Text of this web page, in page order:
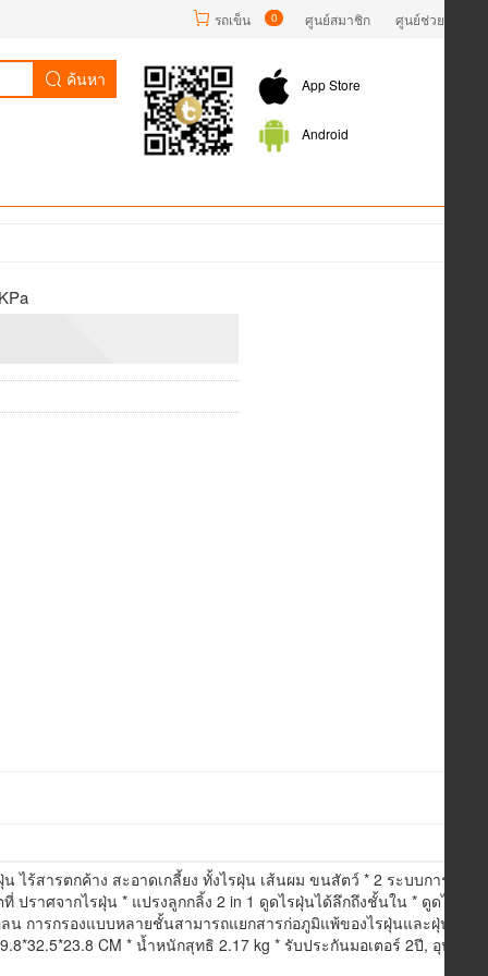
รถเข็น 0 ศูนย์สมาชิก ศูนย์ช่วยเหลือ
ค้นหา App Store
Android
ไร้สารตกค้าง สะอาดเกลี้ยง ทั้งไรฝุ่น เส้นผม ขนสัตว์ * 2 ระบบการ
ราศจากไรฝุ่น * แปรงลูกกลิ้ง 2 in 1 ดูดไรฝุ่นได้ลึกถึงชั้นใน * ดูดได้ลึก
การกรองแบบหลายชั้นสามารถแยกสารก่อภูมิแพ้ของไรฝุ่นและฝุ่น
CM * น้ำหนักสุทธิ 2.17 kg * รับประกันมอเตอร์ 2ปี, อุปกรณ์